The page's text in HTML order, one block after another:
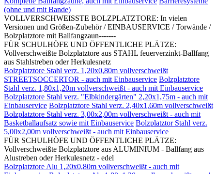
(ohne und mit Bande)
VOLLVERSCHWEISSTE BOLZPLATZTORE: In vielen
Versionen und Größen-Zubehör / EINBAUSERVICE / Torwände /
Bolzplatztore mit Ballfangzaun-------
FÜR SCHULHÖFE UND ÖFFENTLICHE PLÄTZE:
Vollverschweißte Bolzplatztore aus STAHL feuerverzinkt-Ballfang
aus Stahlstreben oder Herkulesnetz
Bolzplatztore Stahl verz. 1,20x0,80m vollverschweißt
STREETSOCCERTOR - auch mit Einbauservice Bolzplatztore
Stahl verz. 1,80x1,20m vollverschweißt - auch mit Einbauservice
Bolzplatztore Stahl verz. "Elbkindergärten" 2,20x1,75m - auch mit
Einbauservice Bolzplatztore Stahl verz. 2,40x1,60m vollverschweißt
Bolzplatztore Stahl verz. 3,00x2,00m vollverschweißt - auch mit
Basketballaufsatz sowie mit Einbauservice Bolzplatztor Stahl verz.
5,00x2,00m vollverschweißt - auch mit Einbauservice
FÜR SCHULHÖFE UND ÖFFENTLICHE PLÄTZE:
Vollverschweißte Bolzplatztore aus ALUMINIUM - Ballfang aus
Alustreben oder Herkulesnetz - edel
Bolzplatztore Alu 1,20x0,80m vollverschweißt - auch mit